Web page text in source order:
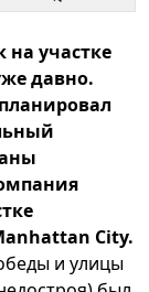
на участке
давно.
City.
и улицы